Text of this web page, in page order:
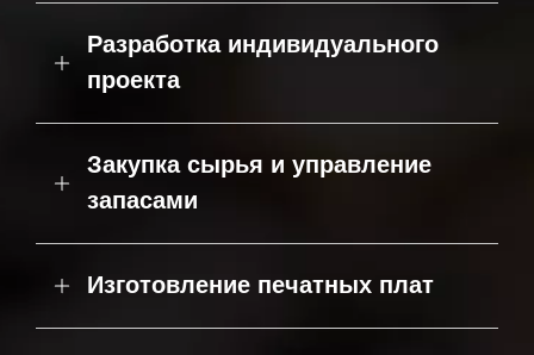
Разработка индивидуального
проекта
Закупка сырья и управление
запасами
Изготовление печатных плат